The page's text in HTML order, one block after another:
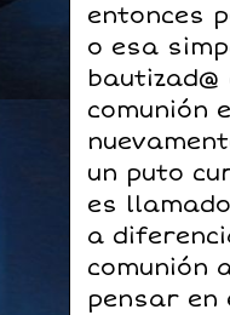
entonces
o esa
comunión
un puto
es llamado
a
comunión
pensar en